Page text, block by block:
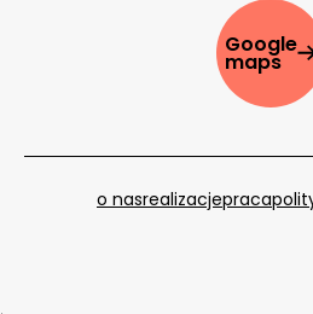
Google
maps
o nasrealizacjepraca